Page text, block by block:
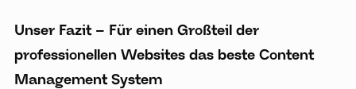
Unser Fazit – Für einen Großteil der
professionellen Websites das beste Content
Management System